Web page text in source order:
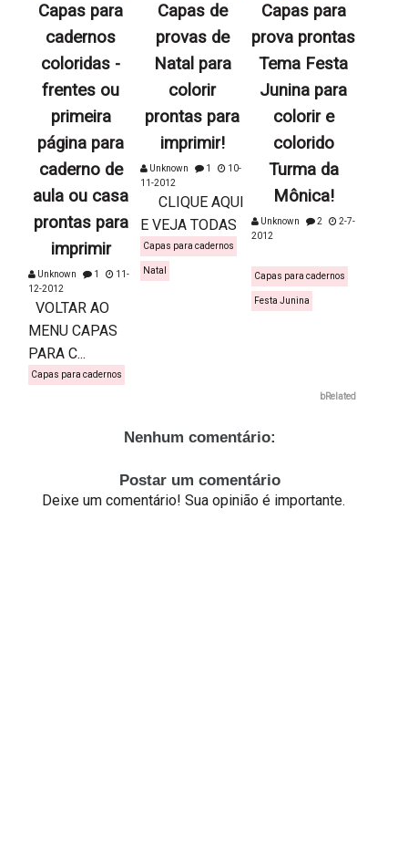
Capas para
cadernos
coloridas -
frentes ou
primeira
página para
caderno de
aula ou casa
prontas para
imprimir
Unknown 1
11-
12-2012
VOLTAR AO
MENU CAPAS
PARA C...
Capas para cadernos
Capas de
provas de
Natal para
colorir
prontas para
imprimir!
Unknown 1
10-
11-2012
CLIQUE AQUI
E VEJA TODAS
Capas para cadernos
Natal
Capas para
prova prontas
Tema Festa
Junina para
colorir e
colorido
Turma da
Mônica!
Unknown 2
2-7-
2012
Capas para cadernos
Festa Junina
bRelated
Nenhum comentário:
Postar um comentário
Deixe um comentário! Sua opinião é importante.